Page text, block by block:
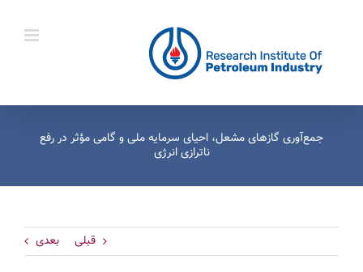
جمع‌آوری گازهای مشعل، احیای سرمایه ملی و گامی مؤثر در رفع
ناترازی انرژی
قبلی بعدی